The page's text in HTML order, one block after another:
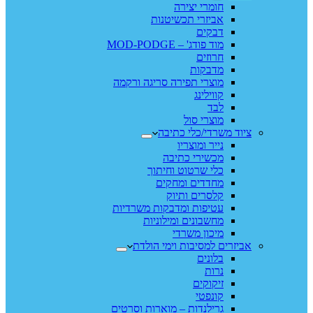
חומרי יצירה
אביזרי תכשיטנות
דבקים
מוד פודג' – MOD-PODGE
חרוזים
מדבקות
מוצרי תפירה סריגה ורקמה
קווילינג
לבד
מוצרי סול
ציוד משרדי/כלי כתיבה
נייר ומוצריו
מכשירי כתיבה
כלי שרטוט וחיתוך
מחדדים ומחקים
קלסרים ותיוק
עטיפות ומדבקות משרדיות
מחשבונים ומילוניות
מיכון משרדי
אביזרים למסיבות וימי הולדת
בלונים
נרות
זיקוקים
קונפטי
גרילנדות – מוארות וסרטים